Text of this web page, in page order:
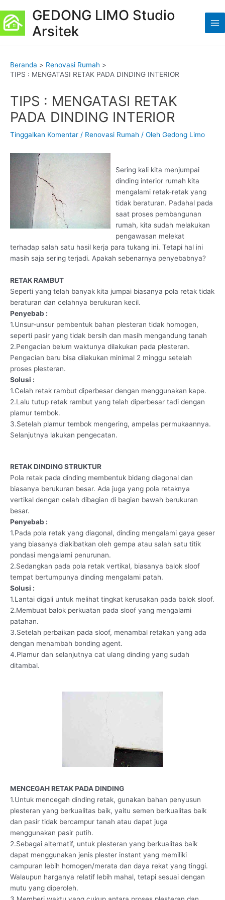
ke
konten
GEDONG LIMO Studio
Arsitek
Beranda
Renovasi Rumah
TIPS : MENGATASI RETAK PADA DINDING INTERIOR
TIPS : MENGATASI RETAK
PADA DINDING INTERIOR
Tinggalkan Komentar / Renovasi Rumah / Oleh Gedong Limo
Sering kali kita menjumpai
dinding interior rumah kita
mengalami retak-retak yang
tidak beraturan. Padahal pada
saat proses pembangunan
rumah, kita sudah melakukan
pengawasan melekat
terhadap salah satu hasil kerja para tukang ini. Tetapi hal ini
masih saja sering terjadi. Apakah sebenarnya penyebabnya?
RETAK RAMBUT
Seperti yang telah banyak kita jumpai biasanya pola retak tidak
beraturan dan celahnya berukuran kecil.
Penyebab :
1.Unsur-unsur pembentuk bahan plesteran tidak homogen,
seperti pasir yang tidak bersih dan masih mengandung tanah
2.Pengacian belum waktunya dilakukan pada plesteran.
Pengacian baru bisa dilakukan minimal 2 minggu setelah
proses plesteran.
Solusi :
1.Celah retak rambut diperbesar dengan menggunakan kape.
2.Lalu tutup retak rambut yang telah diperbesar tadi dengan
plamur tembok.
3.Setelah plamur tembok mengering, ampelas permukaannya.
Selanjutnya lakukan pengecatan.
RETAK DINDING STRUKTUR
Pola retak pada dinding membentuk bidang diagonal dan
biasanya berukuran besar. Ada juga yang pola retaknya
vertikal dengan celah dibagian di bagian bawah berukuran
besar.
Penyebab :
1.Pada pola retak yang diagonal, dinding mengalami gaya geser
yang biasanya diakibatkan oleh gempa atau salah satu titik
pondasi mengalami penurunan.
2.Sedangkan pada pola retak vertikal, biasanya balok sloof
tempat bertumpunya dinding mengalami patah.
Solusi :
1.Lantai digali untuk melihat tingkat kerusakan pada balok sloof.
2.Membuat balok perkuatan pada sloof yang mengalami
patahan.
3.Setelah perbaikan pada sloof, menambal retakan yang ada
dengan menambah bonding agent.
4.Plamur dan selanjutnya cat ulang dinding yang sudah
ditambal.
MENCEGAH RETAK PADA DINDING
1.Untuk mencegah dinding retak, gunakan bahan penyusun
plesteran yang berkualitas baik, yaitu semen berkualitas baik
dan pasir tidak bercampur tanah atau dapat juga
menggunakan pasir putih.
2.Sebagai alternatif, untuk plesteran yang berkualitas baik
dapat menggunakan jenis plester instant yang memiliki
campuran lebih homogen/merata dan daya rekat yang tinggi.
Walaupun harganya relatif lebih mahal, tetapi sesuai dengan
mutu yang diperoleh.
navigation
a
t
e
o